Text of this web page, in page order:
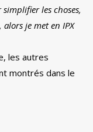
les choses,
alors je met en IPX
les autres
montrés dans le